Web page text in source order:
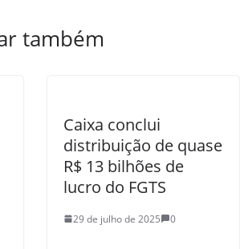
também
Caixa conclui
distribuição de quase
R$ 13 bilhões de
lucro do FGTS
29 de julho de 2025 0